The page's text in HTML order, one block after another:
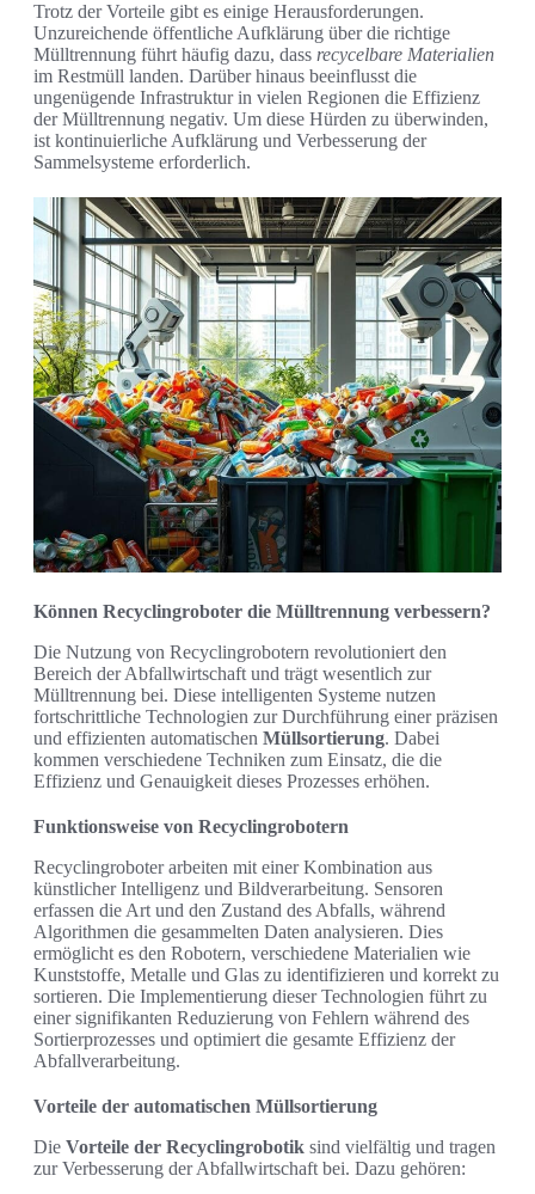
Trotz der Vorteile gibt es einige Herausforderungen.
Unzureichende öffentliche Aufklärung über die richtige
Mülltrennung führt häufig dazu, dass recycelbare Materialien
im Restmüll landen. Darüber hinaus beeinflusst die
ungenügende Infrastruktur in vielen Regionen die Effizienz
der Mülltrennung negativ. Um diese Hürden zu überwinden,
ist kontinuierliche Aufklärung und Verbesserung der
Sammelsysteme erforderlich.
Können Recyclingroboter die Mülltrennung verbessern?
Die Nutzung von Recyclingrobotern revolutioniert den
Bereich der Abfallwirtschaft und trägt wesentlich zur
Mülltrennung bei. Diese intelligenten Systeme nutzen
fortschrittliche Technologien zur Durchführung einer präzisen
und effizienten automatischen Müllsortierung. Dabei
kommen verschiedene Techniken zum Einsatz, die die
Effizienz und Genauigkeit dieses Prozesses erhöhen.
Funktionsweise von Recyclingrobotern
Recyclingroboter arbeiten mit einer Kombination aus
künstlicher Intelligenz und Bildverarbeitung. Sensoren
erfassen die Art und den Zustand des Abfalls, während
Algorithmen die gesammelten Daten analysieren. Dies
ermöglicht es den Robotern, verschiedene Materialien wie
Kunststoffe, Metalle und Glas zu identifizieren und korrekt zu
sortieren. Die Implementierung dieser Technologien führt zu
einer signifikanten Reduzierung von Fehlern während des
Sortierprozesses und optimiert die gesamte Effizienz der
Abfallverarbeitung.
Vorteile der automatischen Müllsortierung
Die Vorteile der Recyclingrobotik sind vielfältig und tragen
zur Verbesserung der Abfallwirtschaft bei. Dazu gehören: